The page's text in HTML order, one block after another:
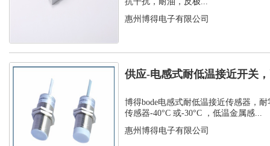
惠州博得电子有限公司
供应-电感式耐低温接近开关
温接近传...
博得bode电感式耐低温接近传感器，
传感器-40°C 或-30°C ，低温金属感...
惠州博得电子有限公司